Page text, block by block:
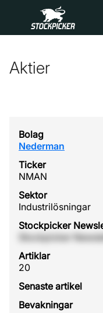
Gå till huvudinnehåll
Aktier
Nederman
NMAN
Industrilösningar
Stockpicker
20